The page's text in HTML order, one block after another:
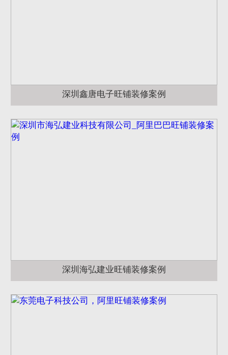
深圳鑫唐电子旺铺装修案例
深圳海弘建业旺铺装修案例